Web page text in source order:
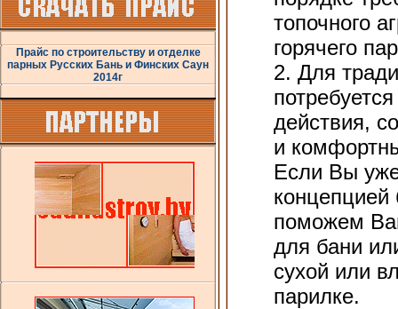
Прайс по строительству и отделке
парных Русских Бань и Финских Саун
2014г
топочного
горячего
2. Для
действия,
и
Если Вы
поможем
для бани
сухой или
парилке.